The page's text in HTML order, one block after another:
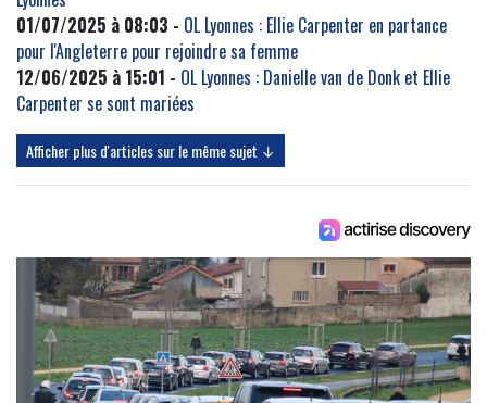
01/07/2025 à 08:03 - OL Lyonnes : Ellie Carpenter en partance
pour l'Angleterre pour rejoindre sa femme
12/06/2025 à 15:01 - OL Lyonnes : Danielle van de Donk et Ellie
Carpenter se sont mariées
Afficher plus d'articles sur le même sujet ↓